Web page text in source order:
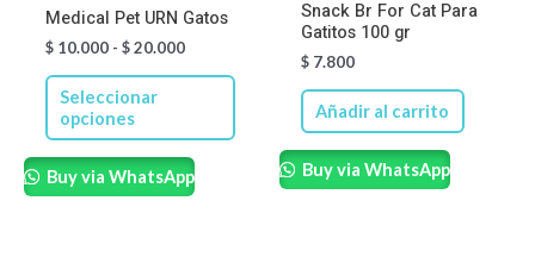
Medical Pet URN Gatos
$10.000 - $20.000
Seleccionar
opciones
página
producto
Buy via WhatsApp
Snack Br For Cat Para
Gatitos 100 gr
$7.800
Añadir al carrito
Buy via WhatsApp